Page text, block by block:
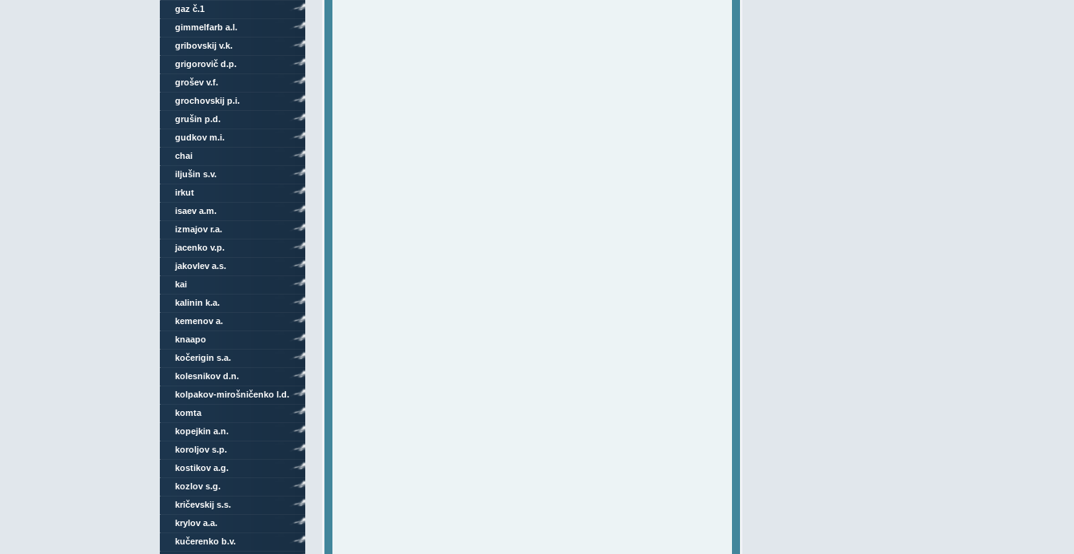
gaz č.1
gimmelfarb a.l.
gribovskij v.k.
grigorovič d.p.
grošev v.f.
grochovskij p.i.
grušin p.d.
gudkov m.i.
chai
iljušin s.v.
irkut
isaev a.m.
izmajov r.a.
jacenko v.p.
jakovlev a.s.
kai
kalinin k.a.
kemenov a.
knaapo
kočerigin s.a.
kolesnikov d.n.
kolpakov-mirošničenko l.d.
komta
kopejkin a.n.
koroljov s.p.
kostikov a.g.
kozlov s.g.
kričevskij s.s.
krylov a.a.
kučerenko b.v.